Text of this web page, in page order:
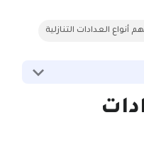
أنواع العدادات التنازلية